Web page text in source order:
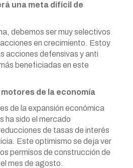
una meta difícil de
debemos ser muy selectivos
en crecimiento. Estoy
acciones defensivas y anti
beneficiadas en este
motores de la economía
de la expansión económica
ha sido el mercado
de tasas de interés
Este optimismo se deja ver
permisos de construcción de
mes de agosto.